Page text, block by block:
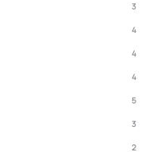
3
4
4
4
5
3
2